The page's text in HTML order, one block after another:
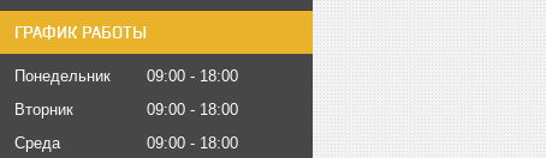
ГРАФИК РАБОТЫ
Понедельник 09:00
18:00
Вторник
09:00
18:00
Среда
09:00
18:00